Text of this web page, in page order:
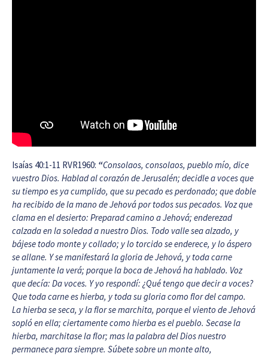
Isaías 40:1-11 RVR1960: “Consolaos, consolaos, pueblo mío, dice
vuestro Dios. Hablad al corazón de Jerusalén; decidle a voces que
su tiempo es ya cumplido, que su pecado es perdonado; que doble
ha recibido de la mano de Jehová por todos sus pecados. Voz que
clama en el desierto: Preparad camino a Jehová; enderezad
calzada en la soledad a nuestro Dios. Todo valle sea alzado, y
bájese todo monte y collado; y lo torcido se enderece, y lo áspero
se allane. Y se manifestará la gloria de Jehová, y toda carne
juntamente la verá; porque la boca de Jehová ha hablado. Voz
que decía: Da voces. Y yo respondí: ¿Qué tengo que decir a voces?
Que toda carne es hierba, y toda su gloria como flor del campo.
La hierba se seca, y la flor se marchita, porque el viento de Jehová
sopló en ella; ciertamente como hierba es el pueblo. Secase la
hierba, marchitase la flor; mas la palabra del Dios nuestro
permanece para siempre. Súbete sobre un monte alto,